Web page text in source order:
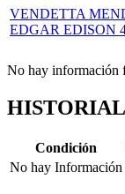
VENDETTA
EDGAR EDISON
No hay información
Condición
No hay Información